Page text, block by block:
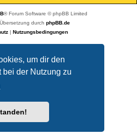
um dir den
bei der Nutzung zu
® Forum Software © phpBB Limited
durch phpBB.de
| Nutzungsbedingungen